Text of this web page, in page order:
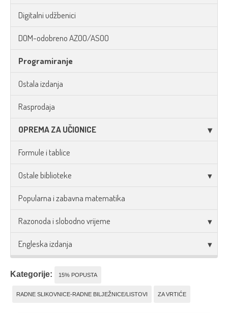
Digitalni udžbenici
DOM-odobreno AZOO/ASOO
Programiranje
Ostala izdanja
Rasprodaja
OPREMA ZA UČIONICE
Formule i tablice
Ostale biblioteke
Popularna i zabavna matematika
Razonoda i slobodno vrijeme
Engleska izdanja
Kategorije: 15% POPUSTA
RADNE SLIKOVNICE-RADNE BILJEŽNICE/LISTOVI ZA VRTIĆE